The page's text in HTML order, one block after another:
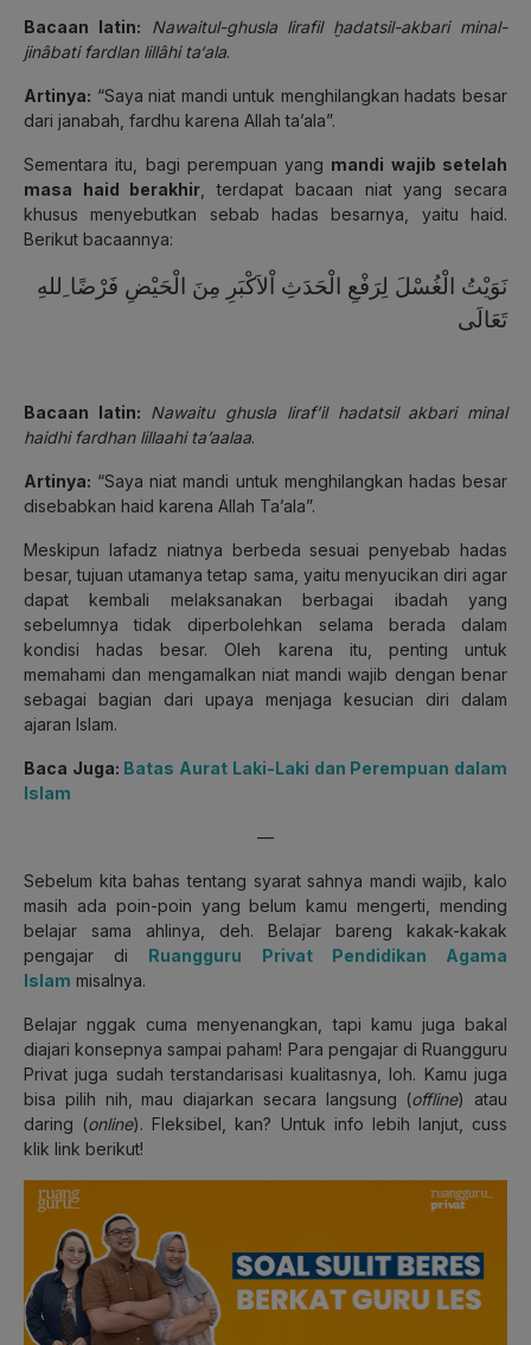
Bacaan latin:
Nawaitul-ghusla lirafil ḫadatsil-akbari minal-
jinâbati fardlan lillâhi ta‘ala.
Artinya: “Saya niat mandi untuk menghilangkan hadats besar
dari janabah, fardhu karena Allah ta’ala”.
Sementara itu, bagi perempuan yang mandi wajib setelah
masa haid berakhir, terdapat bacaan niat yang secara
khusus menyebutkan sebab hadas besarnya, yaitu haid.
Berikut bacaannya:
نَوَيْتُ الْغُسْلَ لِرَفْعِ الْحَدَثِ اْلاَكْبَرِ مِنَ الْحَيْضِ فَرْضًا ِللهِ
تَعَالَى
Bacaan latin: Nawaitu ghusla liraf’il hadatsil akbari minal
haidhi fardhan lillaahi ta’aalaa.
Artinya: “Saya niat mandi untuk menghilangkan hadas besar
disebabkan haid karena Allah Ta’ala”.
Meskipun lafadz niatnya berbeda sesuai penyebab hadas
besar, tujuan utamanya tetap sama, yaitu menyucikan diri agar
dapat kembali melaksanakan berbagai ibadah yang
sebelumnya tidak diperbolehkan selama berada dalam
kondisi hadas besar. Oleh karena itu, penting untuk
memahami dan mengamalkan niat mandi wajib dengan benar
sebagai bagian dari upaya menjaga kesucian diri dalam
ajaran Islam.
Baca Juga: Batas Aurat Laki-Laki dan Perempuan dalam
Islam
—
Sebelum kita bahas tentang syarat sahnya mandi wajib, kalo
masih ada poin-poin yang belum kamu mengerti, mending
belajar sama ahlinya, deh. Belajar bareng kakak-kakak
pengajar di
Ruangguru Privat Pendidikan Agama
Islam misalnya.
Belajar nggak cuma menyenangkan, tapi kamu juga bakal
diajari konsepnya sampai paham! Para pengajar di Ruangguru
Privat juga sudah terstandarisasi kualitasnya, loh. Kamu juga
bisa pilih nih, mau diajarkan secara langsung (offline) atau
daring (online). Fleksibel, kan? Untuk info lebih lanjut, cuss
klik link berikut!